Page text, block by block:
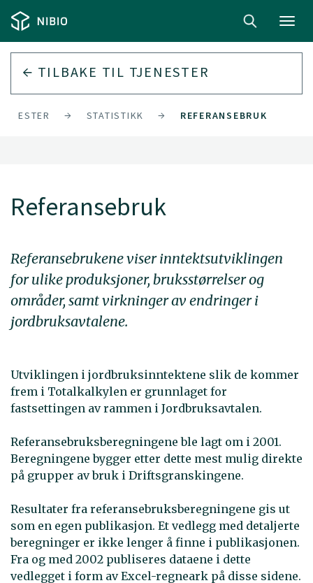
TILBAKE TIL TJENESTER
STATISTIKK REFERANSEBRUK
Referansebruk
Referansebrukene viser inntektsutviklingen
for ulike produksjoner, bruksstørrelser og
områder, samt virkninger av endringer i
jordbruksavtalene.
Utviklingen i jordbruksinntektene slik de kommer
frem i Totalkalkylen er grunnlaget for
fastsettingen av rammen i Jordbruksavtalen.
Referansebruksberegningene ble lagt om i 2001.
Beregningene bygger etter dette mest mulig direkte
på grupper av bruk i Driftsgranskingene.
Resultater fra referansebruksberegningene gis ut
som en egen publikasjon. Et vedlegg med detaljerte
beregninger er ikke lenger å finne i publikasjonen.
Fra og med 2002 publiseres dataene i dette
vedlegget i form av Excel-regneark på disse sidene.